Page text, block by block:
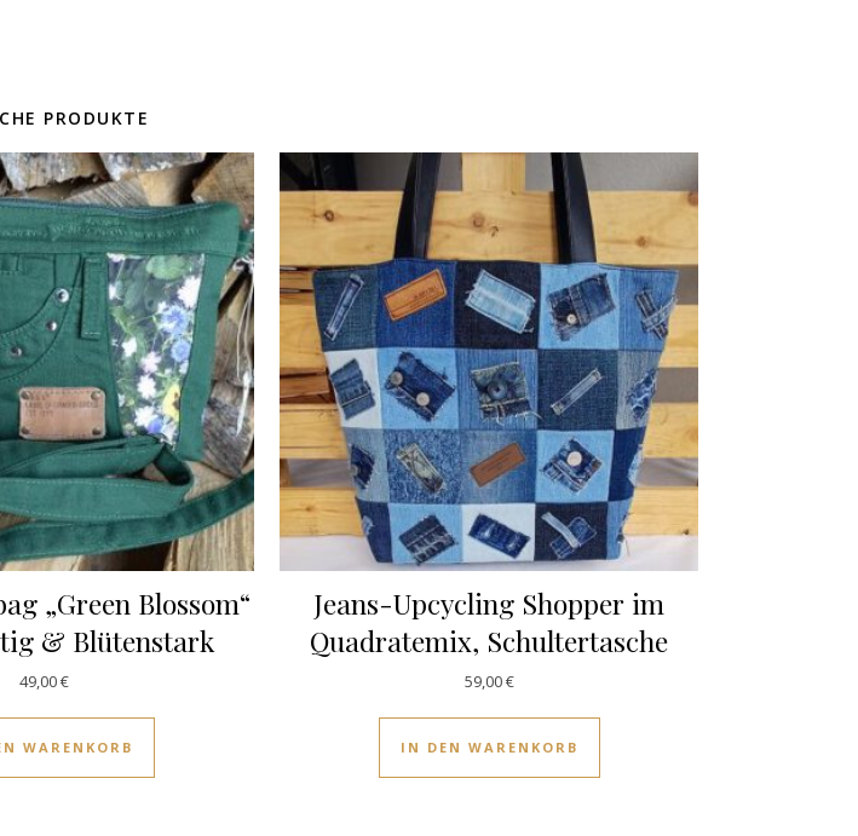
PRODUKTE
„Green Blossom“
& Blütenstark
49,00€
WARENKORB
Jeans-Upcycling Shopper im
Quadratemix, Schultertasche
59,00€
IN DEN WARENKORB